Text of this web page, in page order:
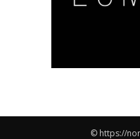
© https://